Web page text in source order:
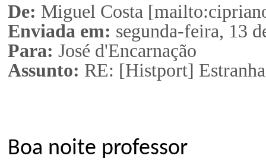
De: Miguel Costa
Enviada em: segunda-feira, 13
Para: José d'Encarnação
Assunto: RE: [Histport]
Boa noite professor